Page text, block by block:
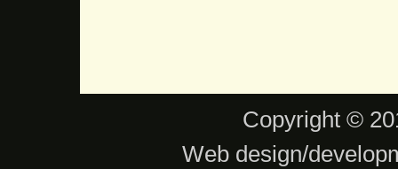
Copyright ©
Web design/